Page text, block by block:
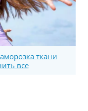
ткани
все